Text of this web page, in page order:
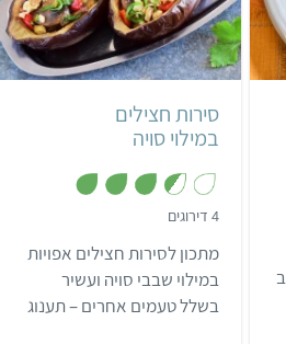
קל
2 סירות חצילים ממלואות
סירות חצילים
במילוי סויה
4 דירוגים
.
5
מ
ת
ו
מתכון לסירות חצילים אפויות
במילוי שבבי סויה ועשיר
בשלל טעמים אחרים – תענוג